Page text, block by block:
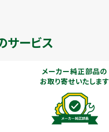
サービス
メーカー純正部品の
お取り寄せいたします